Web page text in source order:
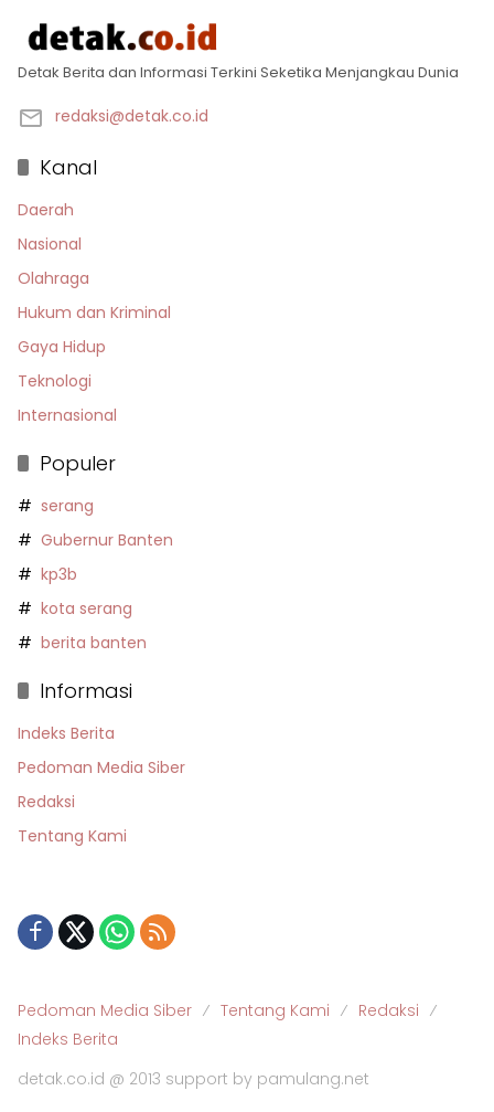
Detak Berita dan Informasi Terkini Seketika Menjangkau Dunia
redaksi@detak.co.id
Kanal
Daerah
Nasional
Olahraga
Hukum dan Kriminal
Gaya Hidup
Teknologi
Internasional
Populer
serang
Gubernur Banten
kp3b
kota serang
berita banten
Informasi
Indeks Berita
Pedoman Media Siber
Redaksi
Tentang Kami
Pedoman Media Siber Tentang Kami
Redaksi
Indeks Berita
detak.co.id @ 2013 support by pamulang.net